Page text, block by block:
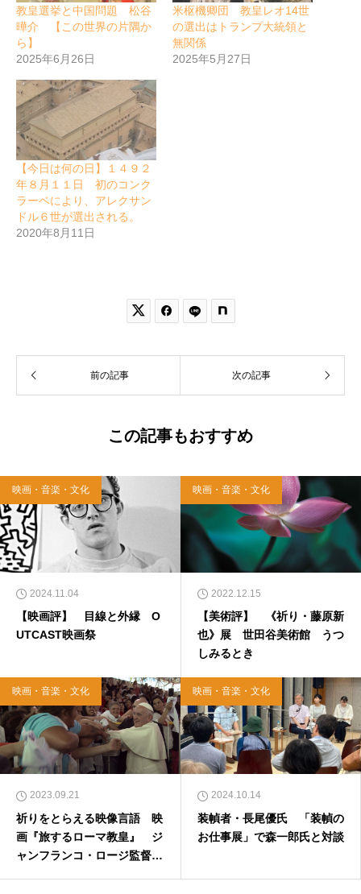
教皇選挙と中国問題 松谷
曄介 【この世界の片隅か
ら】
2025年6月26日
米枢機卿団 教皇レオ14世
の選出はトランプ大統領と
無関係
2025年5月27日
【今日は何の日】１４９２
年８月１１日 初のコンク
ラーベにより、アレクサン
ドル６世が選出される。
2020年8月11日
 
前の記事 次の記事
この記事もおすすめ
映画・音楽・文化
2024.11.04
【映画評】 目線と外縁 O
UTCAST映画祭
映画・音楽・文化
2022.12.15
【美術評】 《祈り・藤原新
也》展 世田谷美術館 うつ
しみるとき
映画・音楽・文化
2023.09.21
祈りをとらえる映像言語 映
画『旅するローマ教皇』 ジ
ャンフランコ・ロージ監督イ
映画・音楽・文化
2024.10.14
装幀者・長尾優氏 「装幀の
お仕事展」で森一郎氏と対談